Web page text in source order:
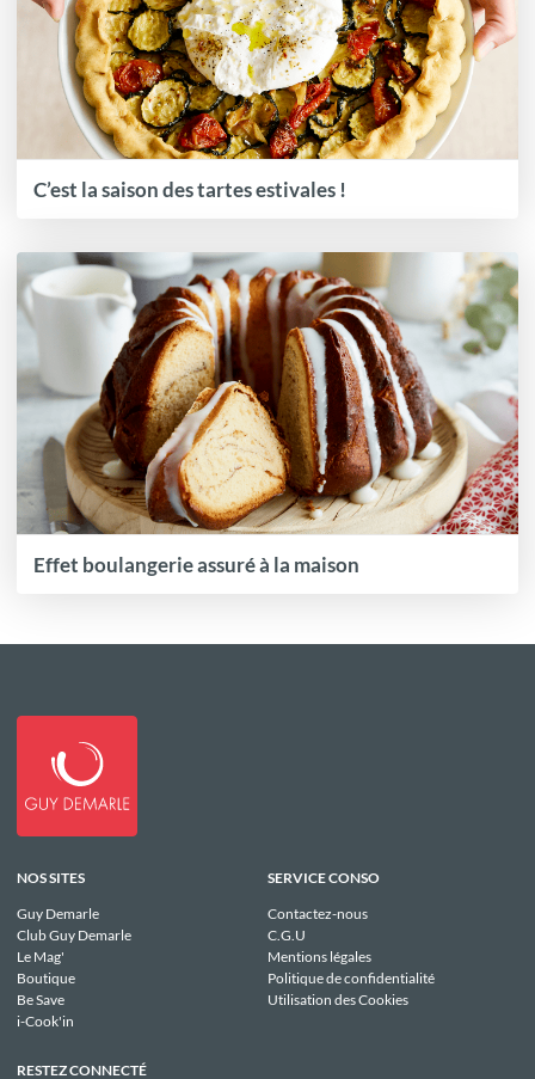
C’est la saison des tartes estivales !
Effet boulangerie assuré à la maison
NOS SITES
Guy Demarle
Club Guy Demarle
Le Mag'
Boutique
Be Save
i-Cook'in
SERVICE CONSO
Contactez-nous
C.G.U
Mentions légales
Politique de confidentialité
Utilisation des Cookies
RESTEZ CONNECTÉ